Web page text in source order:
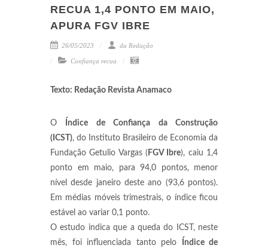
RECUA 1,4 PONTO EM MAIO,
APURA FGV IBRE
26/05/2023 da Redação
Confiança recua
Texto: Redação Revista Anamaco
O
Índice de Confiança da Construção
(ICST), do Instituto Brasileiro de Economia da
Fundação Getulio Vargas ( FGV Ibre), caiu 1,4
ponto em maio, para 94,0 pontos, menor
nível desde janeiro deste ano (93,6 pontos).
Em médias móveis trimestrais, o índice ficou
estável ao variar 0,1 ponto.
O estudo indica que a queda do ICST, neste
mês, foi influenciada tanto pelo
Índice de